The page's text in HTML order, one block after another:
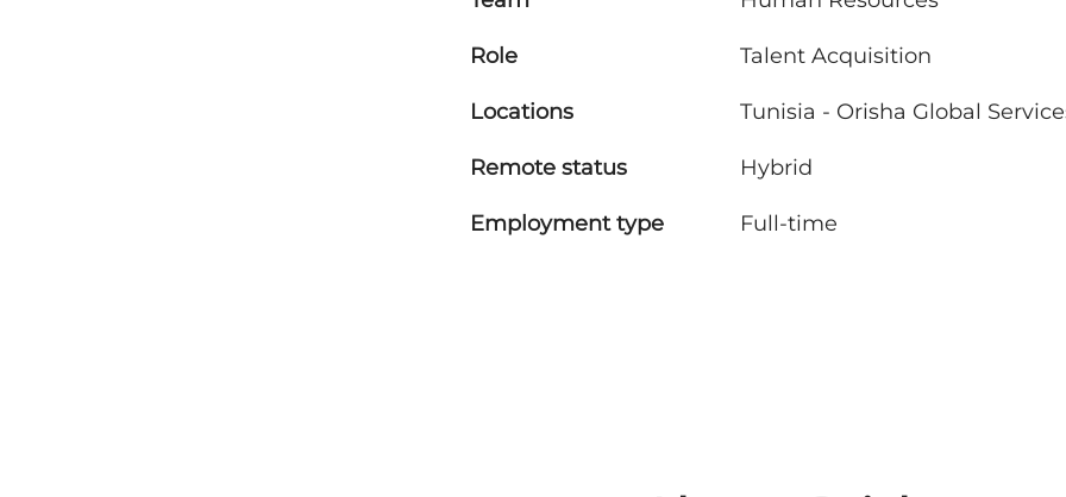
Role Talent Acquisition
Locations Tunisia - Orisha Global
Remote status Hybrid
Employment type Full-time